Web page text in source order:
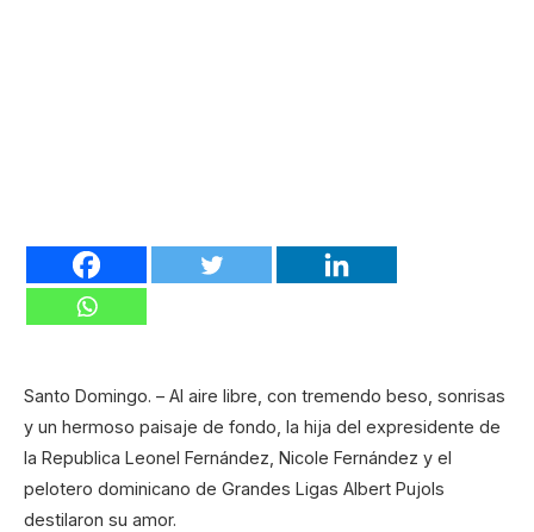
Santo Domingo. – Al aire libre, con tremendo beso, sonrisas
y un hermoso paisaje de fondo, la hija del expresidente de
la Republica Leonel Fernández, Nicole Fernández y el
pelotero dominicano de Grandes Ligas Albert Pujols
destilaron su amor.